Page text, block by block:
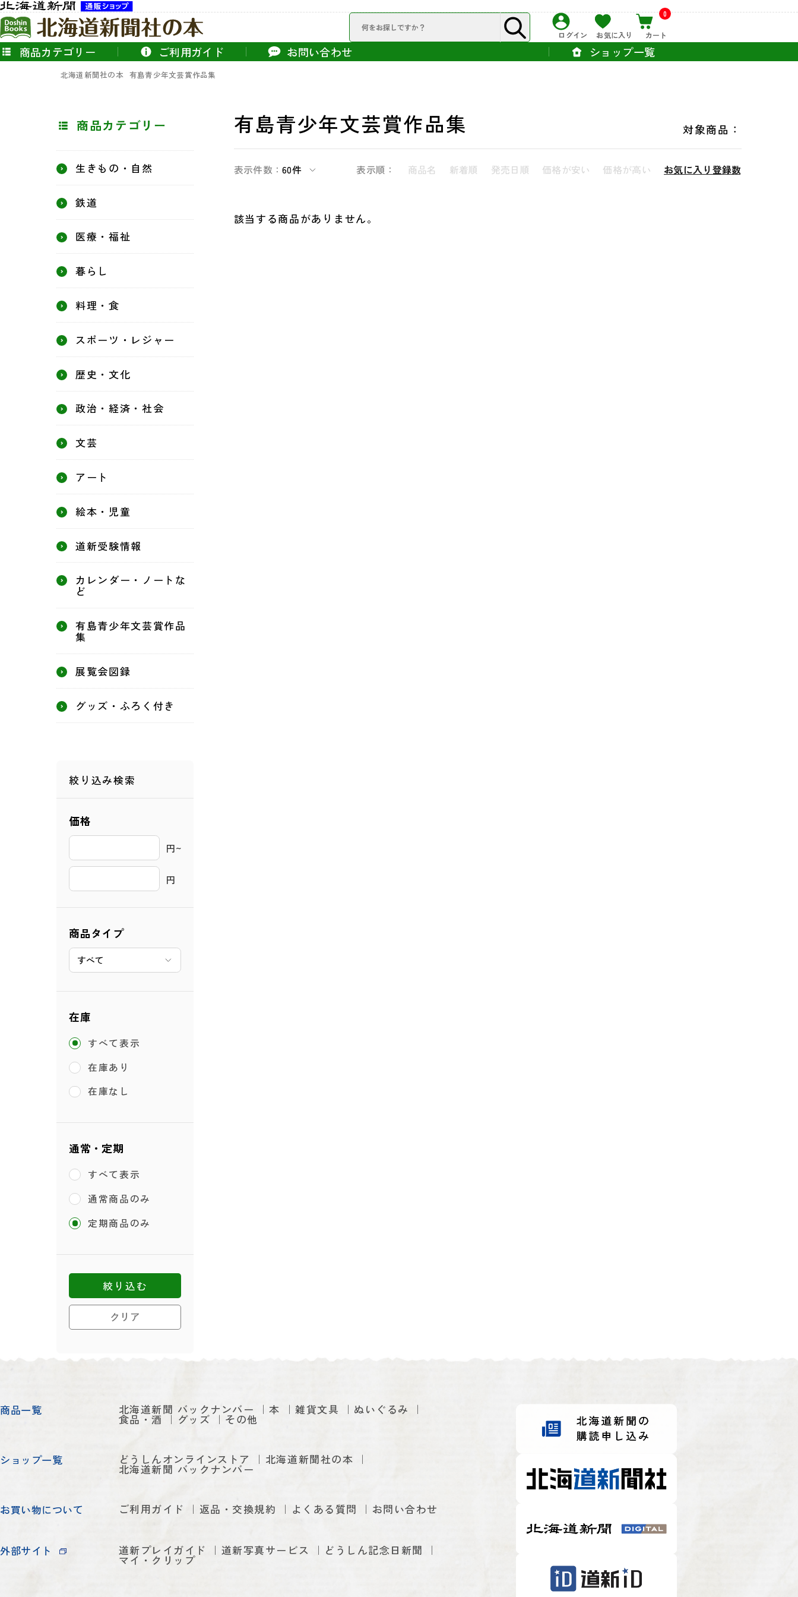
ログイン お気に入り
0
カート
商品カテゴリー ショップ一覧
ご利用ガイド お問い合わせ
北海道新聞社の本 有島青少年文芸賞作品集
商品カテゴリー
生きもの・自然
鉄道
医療・福祉
暮らし
料理・食
スポーツ・レジャー
歴史・文化
政治・経済・社会
文芸
アート
絵本・児童
道新受験情報
カレンダー・ノートな
ど
有島青少年文芸賞作品
集
展覧会図録
グッズ・ふろく付き
絞り込み検索
価格
円~
円
商品タイプ
在庫
すべて表示
在庫あり
在庫なし
通常・定期
すべて表示
通常商品のみ
定期商品のみ
クリア
絞り込む
有島青少年文芸賞作品集 対象商品：
表示件数：60件 表示順： 商品名 新着順 発売日順 価格が安い 価格が高い お気に入り登録数
該当する商品がありません。
商品一覧 北海道新聞 バックナンバー 本 雑貨文具 ぬいぐるみ
食品・酒 グッズ その他
ショップ一覧 どうしんオンラインストア 北海道新聞社の本
北海道新聞 バックナンバー
お買い物について ご利用ガイド 返品・交換規約 よくある質問 お問い合わせ
外部サイト 道新プレイガイド 道新写真サービス どうしん記念日新聞
マイ・クリップ